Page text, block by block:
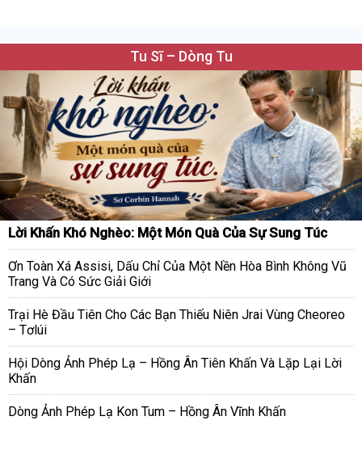
Tu Sĩ – Dòng Tu
Lời Khấn Khó Nghèo: Một Món Quà Của Sự Sung Túc
Ơn Toàn Xá Assisi, Dấu Chỉ Của Một Nền Hòa Bình Không Vũ
Trang Và Có Sức Giải Giới
Trại Hè Đầu Tiên Cho Các Bạn Thiếu Niên Jrai Vùng Cheoreo
– Tơlúi
Hội Dòng Ảnh Phép Lạ – Hồng Ân Tiên Khấn Và Lặp Lại Lời
Khấn
Dòng Ảnh Phép Lạ Kon Tum – Hồng Ân Vĩnh Khấn